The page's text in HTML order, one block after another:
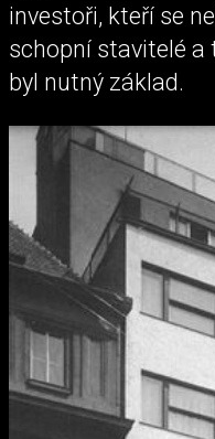
investoři, kteří se
schopní stavitelé
byl nutný základ.